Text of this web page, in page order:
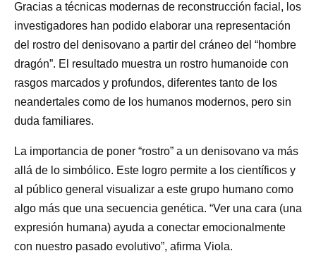
Gracias a técnicas modernas de reconstrucción facial, los
investigadores han podido elaborar una representación
del rostro del denisovano a partir del cráneo del “hombre
dragón”. El resultado muestra un rostro humanoide con
rasgos marcados y profundos, diferentes tanto de los
neandertales como de los humanos modernos, pero sin
duda familiares.
La importancia de poner “rostro” a un denisovano va más
allá de lo simbólico. Este logro permite a los científicos y
al público general visualizar a este grupo humano como
algo más que una secuencia genética. “Ver una cara (una
expresión humana) ayuda a conectar emocionalmente
con nuestro pasado evolutivo”, afirma Viola.